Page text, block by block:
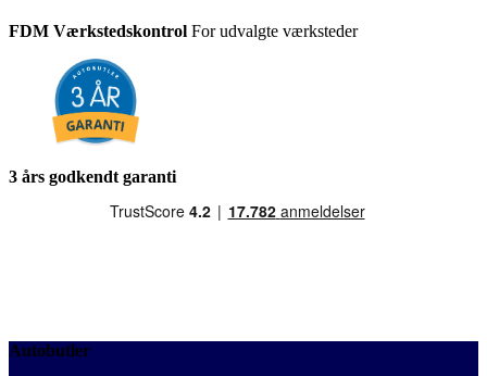
FDM Værkstedskontrol For udvalgte værksteder
3 års godkendt garanti
Autobutler